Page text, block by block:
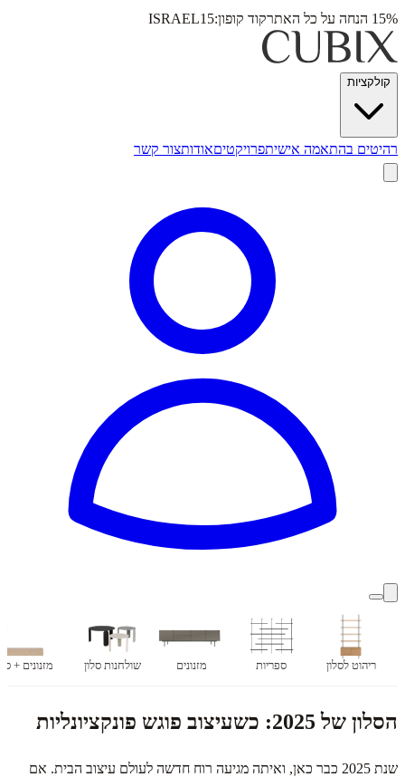
15% הנחה על כל האתר קוד קופון:ISRAEL15
קולקציות
רהיטים בהתאמה אישיתפרויקטיםאודותצור קשר
ריהוט לסלון ספריות מזנונים שולחנות סלון מזנונים +
הסלון של 2025: כשעיצוב פוגש פונקציונליות
שנת 2025 כבר כאן, ואיתה מגיעה רוח חדשה לעולם עיצוב הבית. אם